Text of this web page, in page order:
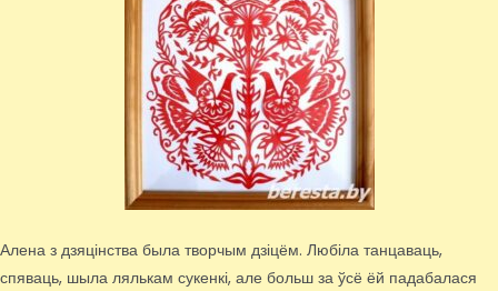
Алена з дзяцінства была творчым дзіцём. Любіла танцаваць,
спяваць, шыла лялькам сукенкі, але больш за ўсё ёй падабалася